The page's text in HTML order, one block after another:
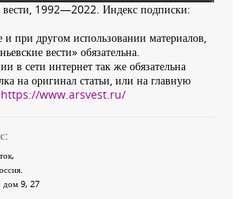
вести, 1992—2022. Индекс подписки:
и при другом использовании материалов,
вести» обязательна.
в сети интернет так же обязательна
на оригинал статьи, или на главную
https://www.arsvest.ru/
,
дом 9, 27